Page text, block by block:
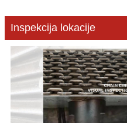
Inspekcija lokacije